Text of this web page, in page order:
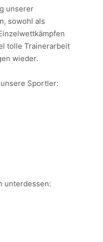
unserer
sowohl als
tolle Trainerarbeit
wieder.
Sportler:
unterdessen: